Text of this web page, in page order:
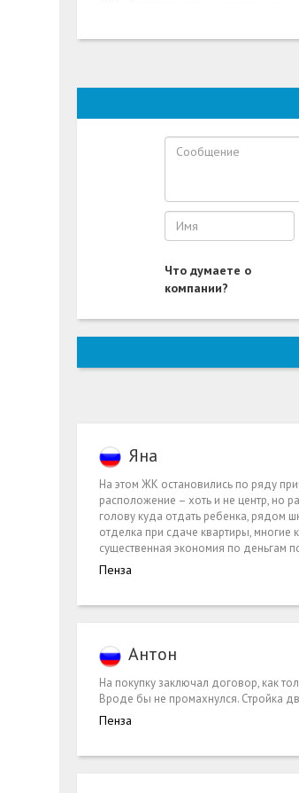
раз, когда необходимо сделать
современного городского жителя.
центр города, продовольственный
занимает несколько минут
либо отказывать.
Что думаете о
компании?
Яна
На этом ЖК остановились по ряду
расположение – хоть и не центр, но
голову куда отдать ребенка, рядом
отделка при сдаче квартиры, многие
существенная экономия по деньгам
Пенза
Антон
На покупку заключал договор, как
Вроде бы не промахнулся. Стройка
Пенза